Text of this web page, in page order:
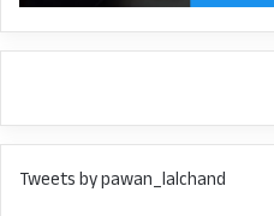
Tweets by pawan_lalchand